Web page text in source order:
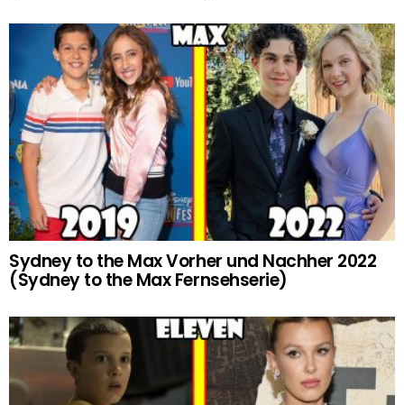
Sydney to the Max Vorher und Nachher 2022
(Sydney to the Max Fernsehserie)